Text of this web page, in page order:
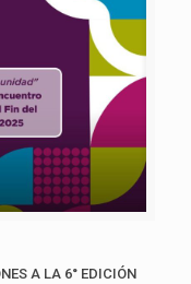
A LA 6° EDICIÓN